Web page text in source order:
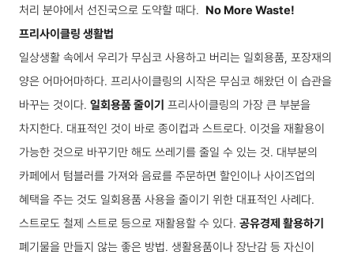
처리 분야에서 선진국으로 도약할 때다. No More Waste!
프리사이클링 생활법
일상생활 속에서 우리가 무심코 사용하고 버리는 일회용품, 포장재의
양은 어마어마하다. 프리사이클링의 시작은 무심코 해왔던 이 습관을
바꾸는 것이다. 일회용품 줄이기 프리사이클링의 가장 큰 부분을
차지한다. 대표적인 것이 바로 종이컵과 스트로다. 이것을 재활용이
가능한 것으로 바꾸기만 해도 쓰레기를 줄일 수 있는 것. 대부분의
카페에서 텀블러를 가져와 음료를 주문하면 할인이나 사이즈업의
혜택을 주는 것도 일회용품 사용을 줄이기 위한 대표적인 사례다.
스트로도 철제 스트로 등으로 재활용할 수 있다. 공유경제 활용하기
폐기물을 만들지 않는 좋은 방법. 생활용품이나 장난감 등 자신이